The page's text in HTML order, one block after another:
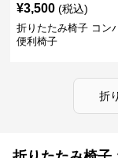
¥3,500 (税込)
折りたたみ椅子 コン
便利椅子
折